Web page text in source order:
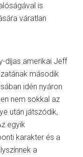
is
váratlan
díjas amerikai Jeff
második
idén nyáron
nem sokkal az
után játszódik,
egyik
karakter és a
a